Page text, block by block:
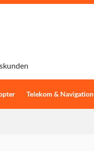
Telekom & Navigation